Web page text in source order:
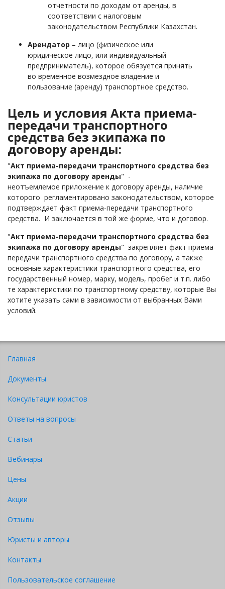
отчетности по доходам от аренды, в
соответствии с налоговым
законодательством Республики Казахстан.
Арендатор – лицо (физическое или
юридическое лицо, или индивидуальный
предприниматель), которое обязуется принять
во временное возмездное владение и
пользование (аренду) транспортное средство.
​Цель и условия Акта приема-
передачи транспортного
средства без экипажа по
договору аренды:
"Акт приема-передачи транспортного средства без
экипажа по договору аренды" -
неотъемлемое приложение к договору аренды, наличие
которого регламентировано законодательством, которое
подтверждает факт приема-передачи транспортного
средства. И заключается в той же форме, что и договор.
"Акт приема-передачи транспортного средства без
экипажа по договору аренды" закрепляет факт приема-
передачи транспортного средства по договору, а также
основные характеристики транспортного средства, его
государственный номер, марку, модель, пробег и т.п. либо
те характеристики по транспортному средству, которые Вы
хотите указать сами в зависимости от выбранных Вами
условий.
Главная
Документы
Консультации юристов
Ответы на вопросы
Статьи
Вебинары
Цены
Акции
Отзывы
Юристы и авторы
Контакты
Пользовательское соглашение